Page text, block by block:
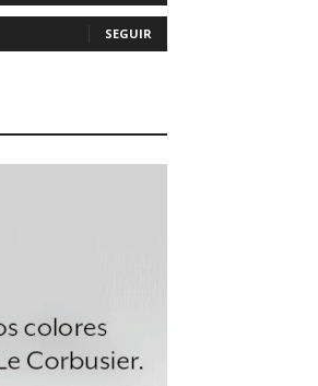
SEGUIR